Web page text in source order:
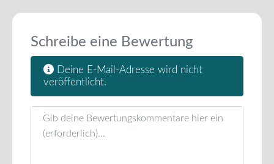
Schreibe eine Bewertung
Deine E-Mail-Adresse wird nicht
veröffentlicht.
Rezensionstext